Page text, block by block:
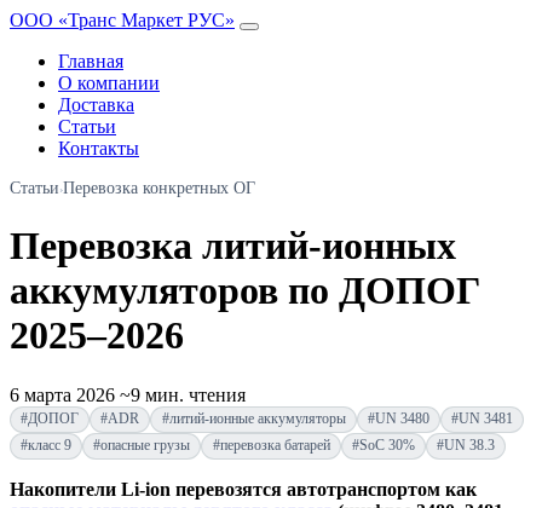
ООО «Транс Маркет РУС»
Главная
О компании
Доставка
Статьи
Контакты
Статьи›Перевозка конкретных ОГ
Перевозка литий-ионных
аккумуляторов по ДОПОГ
2025–2026
6 марта 2026 ~9 мин. чтения
#ДОПОГ #ADR #литий-ионные аккумуляторы #UN 3480
#UN 3481
#класс 9
#опасные грузы #перевозка батарей #SoC 30% #UN 38.3
Накопители Li-ion перевозятся автотранспортом как